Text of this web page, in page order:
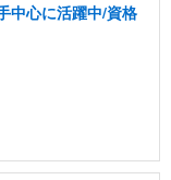
中心に活躍中/資格